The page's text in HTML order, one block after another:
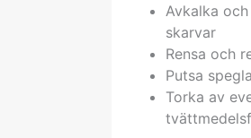
Avkalka
skarvar
Rensa och
Putsa
Torka av